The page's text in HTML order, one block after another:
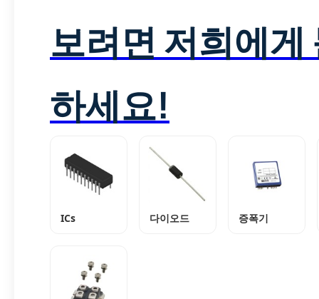
보려면 저희에게
하세요!
ICs 다이오드 증폭기